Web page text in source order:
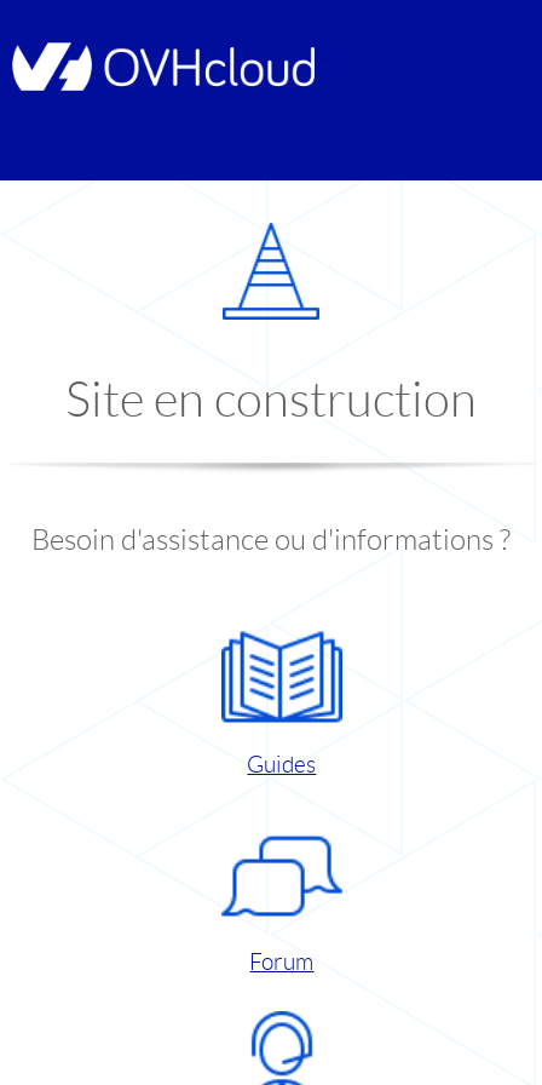
Site en construction
Besoin d'assistance ou d'informations ?
Guides
Forum